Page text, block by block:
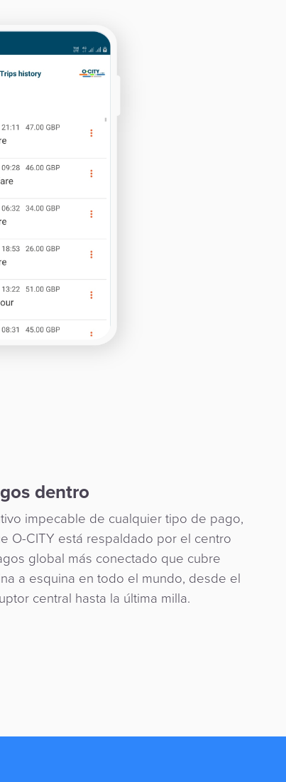
dentro
impecable de cualquier tipo de pago,
O-CITY está respaldado por el centro
global más conectado que cubre
a esquina en todo el mundo, desde el
central hasta la última milla.